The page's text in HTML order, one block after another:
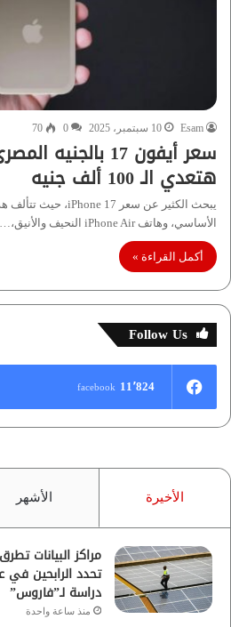
Esam 10 سبتمبر، 2025 0
70
هتعدي الـ 100 ألف جنيه
الأساسي، وهاتف iPhone Air النحيف والأنيق،…
أكمل القراءة »
Follow Us
11٬824 facebook
الأخيرة الأشهر
مراكز البيانات
تحدد الرابحين في
دراسة لـ”فاروس”
منذ ساعة واحدة